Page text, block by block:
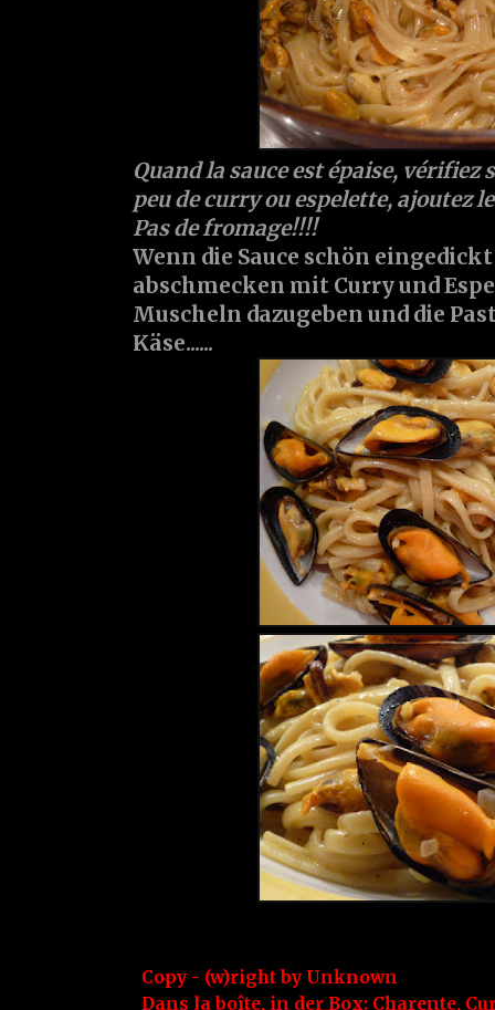
Quand la sauce est épaise, vérifiez
peu de curry ou espelette, ajoutez
Pas de fromage!!!!
Wenn die Sauce schön
abschmecken mit Curry und
Muscheln dazugeben und die
Käse......
Copy - (w)right by Unknown
Dans la boîte, in der Box: Charente,